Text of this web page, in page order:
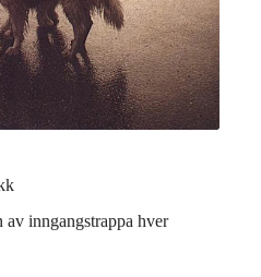
inngangstrappa hver